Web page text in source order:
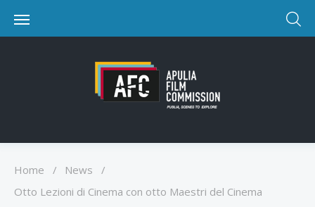
Home / News
/
Otto Lezioni di Cinema con otto Maestri del Cinema